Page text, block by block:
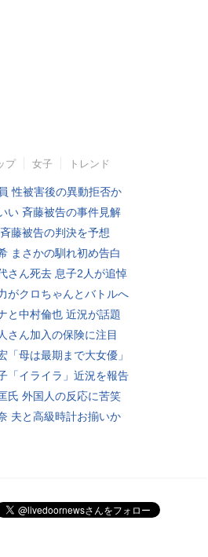
プ 女子 トレンド
性被害後の異動拒否か
い 斉藤被告の事件見解
藤被告の判決を予想
まさかの馴れ初め告白
さん死去 息子2人が追悼
がクロちゃんとバトルへ
と中村倫也 近況が話題
さん加入の保険に注目
「母は最期まで大女優」
「イライラ」近況を報告
氏 外国人の反応に苦笑
夫と高級時計お揃いか